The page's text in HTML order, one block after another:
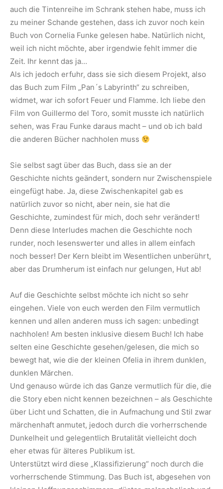
auch die Tintenreihe im Schrank stehen habe, muss ich
zu meiner Schande gestehen, dass ich zuvor noch kein
Buch von Cornelia Funke gelesen habe. Natürlich nicht,
weil ich nicht möchte, aber irgendwie fehlt immer die
Zeit. Ihr kennt das ja…
Als ich jedoch erfuhr, dass sie sich diesem Projekt, also
das Buch zum Film „Pan´s Labyrinth“ zu schreiben,
widmet, war ich sofort Feuer und Flamme. Ich liebe den
Film von Guillermo del Toro, somit musste ich natürlich
sehen, was Frau Funke daraus macht – und ob ich bald
die anderen Bücher nachholen muss
Sie selbst sagt über das Buch, dass sie an der
Geschichte nichts geändert, sondern nur Zwischenspiele
eingefügt habe. Ja, diese Zwischenkapitel gab es
natürlich zuvor so nicht, aber nein, sie hat die
Geschichte, zumindest für mich, doch sehr verändert!
Denn diese Interludes machen die Geschichte noch
runder, noch lesenswerter und alles in allem einfach
noch besser! Der Kern bleibt im Wesentlichen unberührt,
aber das Drumherum ist einfach nur gelungen, Hut ab!
Auf die Geschichte selbst möchte ich nicht so sehr
eingehen. Viele von euch werden den Film vermutlich
kennen und allen anderen muss ich sagen: unbedingt
nachholen! Am besten inklusive diesem Buch! Ich habe
selten eine Geschichte gesehen/gelesen, die mich so
bewegt hat, wie die der kleinen Ofelia in ihrem dunklen,
dunklen Märchen.
Und genauso würde ich das Ganze vermutlich für die, die
die Story eben nicht kennen bezeichnen – als Geschichte
über Licht und Schatten, die in Aufmachung und Stil zwar
märchenhaft anmutet, jedoch durch die vorherrschende
Dunkelheit und gelegentlich Brutalität vielleicht doch
eher etwas für älteres Publikum ist.
Unterstützt wird diese „Klassifizierung“ noch durch die
vorherrschende Stimmung. Das Buch ist, abgesehen von